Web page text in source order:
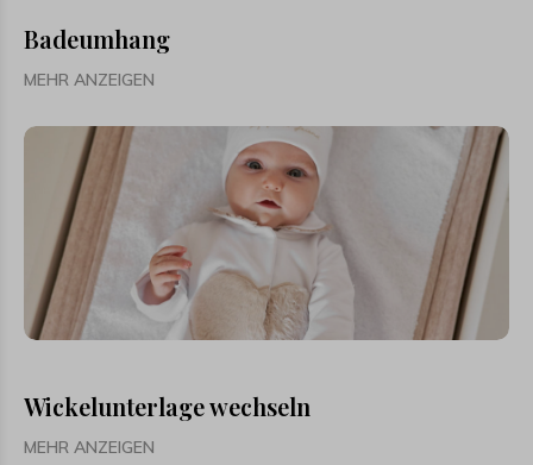
Badeumhang
MEHR ANZEIGEN
Wickelunterlage wechseln
MEHR ANZEIGEN